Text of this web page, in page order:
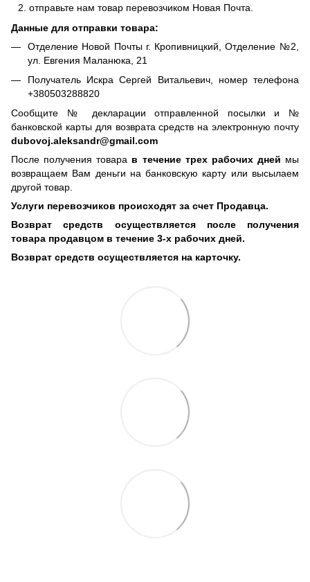
отправьте нам товар перевозчиком Новая Почта.
Данные для отправки товара:
Отделение Новой Почты г. Кропивницкий, Отделение №2,
ул. Евгения Маланюка, 21
Получатель Искра Сергей Витальевич, номер телефона
+380503288820
Сообщите № декларации отправленной посылки и №
банковской карты для возврата средств на электронную почту
dubovoj.aleksandr@gmail.com
После получения товара в течение трех рабочих дней мы
возвращаем Вам деньги на банковскую карту или высылаем
другой товар.
Услуги перевозчиков происходят за счет Продавца.
Возврат средств осуществляется после получения
товара продавцом в течение 3-х рабочих дней.
Возврат средств осуществляется на карточку.